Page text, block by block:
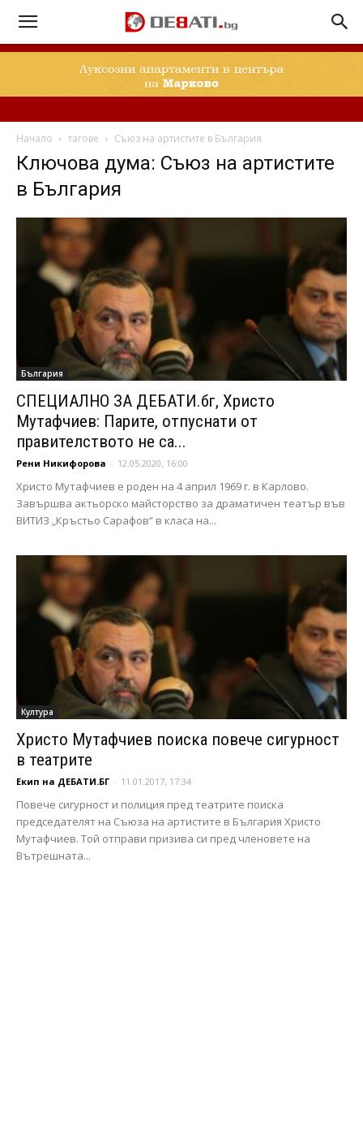
Начало тагове Съюз на артистите в България
Ключова дума: Съюз на артистите
в България
България
СПЕЦИАЛНО ЗА ДЕБАТИ.бг, Христо
Мутафчиев: Парите, отпуснати от
правителството не са...
Рени Никифорова - 12.05.2020, 16:00
Христо Мутафчиев е роден на 4 април 1969 г. в Карлово.
Завършва актьорско майсторство за драматичен театър във
ВИТИЗ „Кръстьо Сарафов“ в класа на...
Култура
Христо Мутафчиев поиска повече сигурност
в театрите
Екип на ДЕБАТИ.БГ - 11.01.2017, 17:34
Повече сигурност и полиция пред театрите поиска
председателят на Съюза на артистите в България Христо
Мутафчиев. Той отправи призива си пред членовете на
Вътрешната...